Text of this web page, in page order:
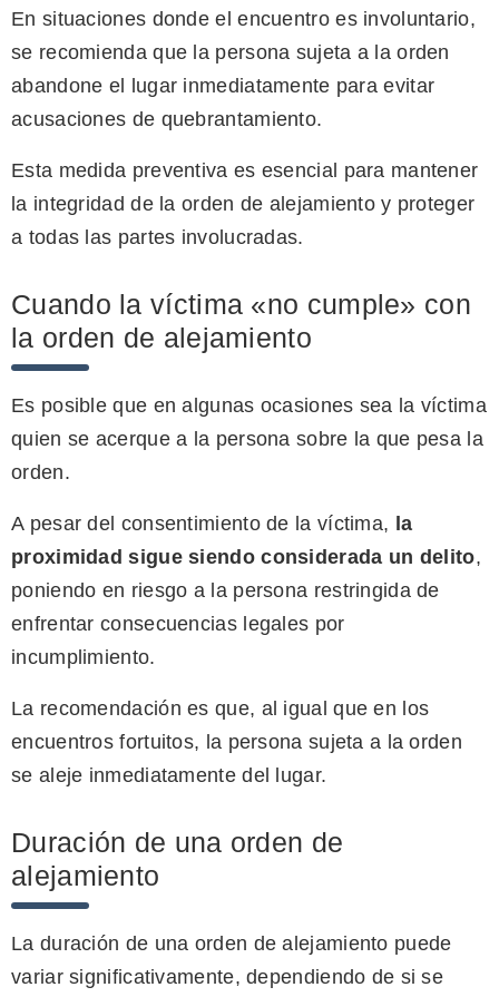
En situaciones donde el encuentro es involuntario,
se recomienda que la persona sujeta a la orden
abandone el lugar inmediatamente para evitar
acusaciones de quebrantamiento.
Esta medida preventiva es esencial para mantener
la integridad de la orden de alejamiento y proteger
a todas las partes involucradas.
Cuando la víctima «no cumple» con
la orden de alejamiento
Es posible que en algunas ocasiones sea la víctima
quien se acerque a la persona sobre la que pesa la
orden.
A pesar del consentimiento de la víctima, la
proximidad sigue siendo considerada un delito,
poniendo en riesgo a la persona restringida de
enfrentar consecuencias legales por
incumplimiento.
La recomendación es que, al igual que en los
encuentros fortuitos, la persona sujeta a la orden
se aleje inmediatamente del lugar.
Duración de una orden de
alejamiento
La duración de una orden de alejamiento puede
variar significativamente, dependiendo de si se